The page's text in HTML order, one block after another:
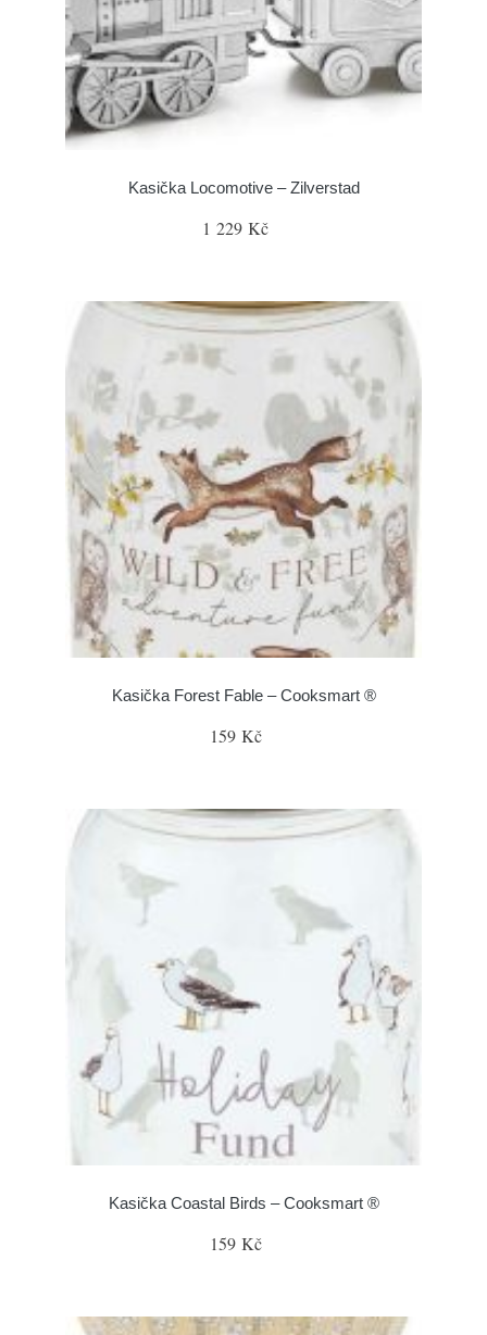
Kasička Locomotive – Zilverstad
1 229 Kč
Kasička Forest Fable – Cooksmart ®
159 Kč
Kasička Coastal Birds – Cooksmart ®
159 Kč